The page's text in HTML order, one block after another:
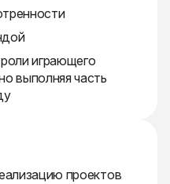
играющего
выполняя часть
проектов